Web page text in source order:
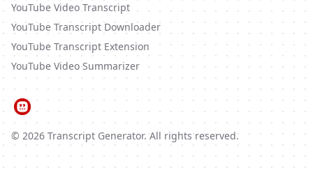
© 2026 Transcript Generator. All rights reserved.
YouTube Video Transcript
YouTube Transcript Downloader
YouTube Transcript Extension
YouTube Video Summarizer